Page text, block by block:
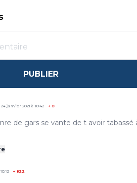
PUBLIER
24 janvier 2021 à 10:42 + 0
de gars se vante de t avoir tabassé
+ 822